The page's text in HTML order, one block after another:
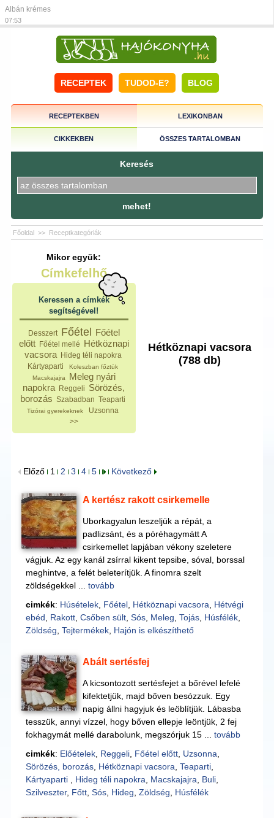
Albán krémes
07:53
RECEPTEK TUDOD-E? BLOG
RECEPTEKBEN LEXIKONBAN
CIKKEKBEN ÖSSZES TARTALOMBAN
Keresés
mehet!
Főoldal >> Receptkategóriák
Mikor együk:
Címkefelhő
Keressen a címkék
segítségével!
Desszert Főétel
Főétel
előtt Főétel mellé Hétköznapi
vacsora Hideg téli napokra
Kártyaparti
Koleszban főztük
Macskajajra
Meleg nyári
napokra Reggeli Sörözés,
borozás Szabadban Teaparti
Tizórai gyerekeknek
Uzsonna
>>
Hétköznapi vacsora
(788 db)
Előző 1 2 3 4 5 Következő
A kertész rakott csirkemelle
Uborkagyalun leszeljük a répát, a
padlizsánt, és a póréhagymátt A
csirkemellet lapjában vékony szeletere
vágjuk. Az egy kanál zsírral kikent tepsibe, sóval, borssal
meghintve, a felét beleterítjük. A finomra szelt
zöldségekkel ... tovább
cimkék: Húsételek, Főétel, Hétköznapi vacsora
Hétvégi
ebéd
Rakott, Csőben sült, Sós, Meleg Tojás, Húsfélék,
Zöldség Tejtermékek, Hajón is elkészíthető
Abált sertésfej
A kicsontozott sertésfejet a bőrével lefelé
kifektetjük, majd bőven besózzuk. Egy
napig állni hagyjuk és leöblítjük. Lábasba
tesszük, annyi vízzel, hogy bőven ellepje leöntjük, 2 fej
fokhagymát mellé darabolunk, megszórjuk 15 ... tovább
cimkék: Előételek, Reggeli, Főétel előtt, Uzsonna
Sörözés, borozás, Hétköznapi vacsora Teaparti,
Kártyaparti
Hideg téli napokra Macskajajra Buli,
Szilveszter, Főtt, Sós, Hideg Zöldség Húsfélék